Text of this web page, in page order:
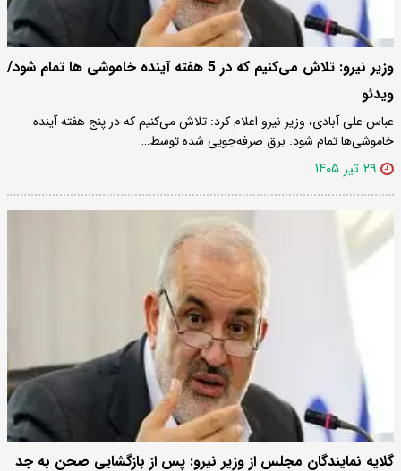
وزیر نیرو: تلاش می‌کنیم که در 5 هفته آینده خاموشی ها تمام شود/
ویدئو
عباس علی آ‌بادی، وزیر نیرو اعلام کرد: تلاش می‌کنیم که در پنج هفته آینده
خاموشی‌ها تمام شود. برق صرفه‌جویی شده توسط…
۲۹ تیر ۱۴۰۵
گلایه نمایندگان مجلس از وزیر نیرو: پس از بازگشایی صحن به جد